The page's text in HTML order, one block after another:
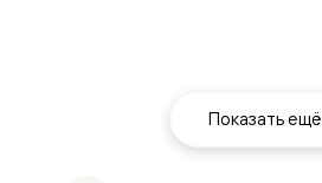
Показать ещё